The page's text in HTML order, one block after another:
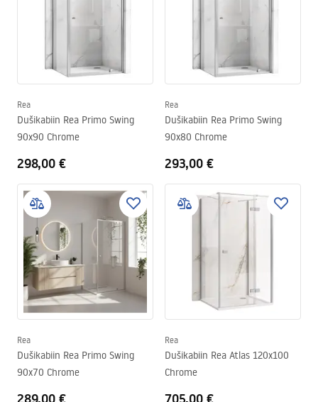
Rea
Dušikabiin Rea Primo Swing
90x90 Chrome
298,00 €
Rea
Dušikabiin Rea Primo Swing
90x80 Chrome
293,00 €
Rea
Dušikabiin Rea Primo Swing
90x70 Chrome
Rea
Dušikabiin Rea Atlas 120x100
Chrome